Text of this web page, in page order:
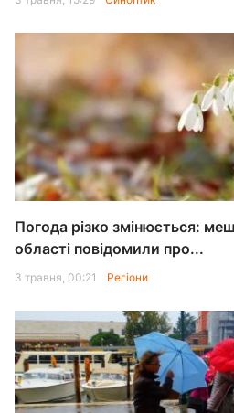
Погода різко змінюється:
області повідомили про...
3 травня, 00:21 Регіони